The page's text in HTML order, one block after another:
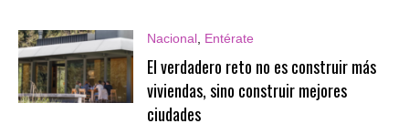
Nacional, Entérate
El verdadero reto no es construir más
viviendas, sino construir mejores
ciudades